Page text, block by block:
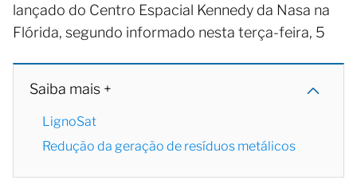
lançado do Centro Espacial Kennedy da Nasa na
Flórida, segundo informado nesta terça-feira, 5
Saiba mais +
LignoSat
Redução da geração de resíduos metálicos